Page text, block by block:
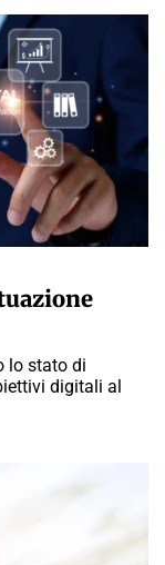
lo stato di
digitali al